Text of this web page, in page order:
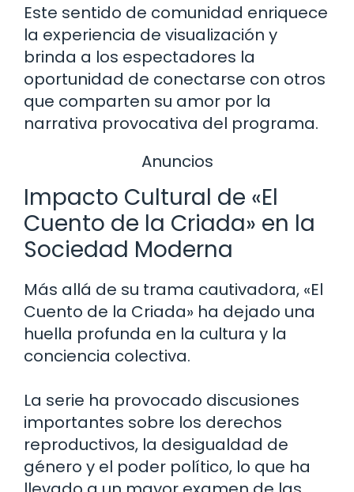
Este sentido de comunidad enriquece
la experiencia de visualización y
brinda a los espectadores la
oportunidad de conectarse con otros
que comparten su amor por la
narrativa provocativa del programa.
Anuncios
Impacto Cultural de «El
Cuento de la Criada» en la
Sociedad Moderna
Más allá de su trama cautivadora, «El
Cuento de la Criada» ha dejado una
huella profunda en la cultura y la
conciencia colectiva.
La serie ha provocado discusiones
importantes sobre los derechos
reproductivos, la desigualdad de
género y el poder político, lo que ha